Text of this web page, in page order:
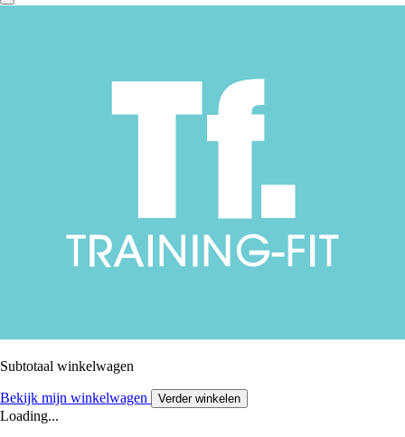
Subtotaal winkelwagen
Bekijk mijn winkelwagen Verder winkelen
Loading...